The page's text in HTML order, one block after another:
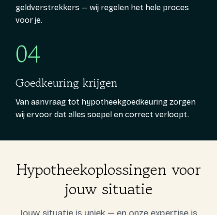
geldverstrekkers — wij regelen het hele proces
voor je.
04
Goedkeuring krijgen
Van aanvraag tot hypotheekgoedkeuring zorgen
wij ervoor dat alles soepel en correct verloopt.
Hypotheekoplossingen voor
jouw situatie